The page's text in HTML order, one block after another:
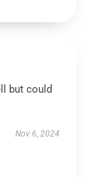
but could
Nov 6, 2024